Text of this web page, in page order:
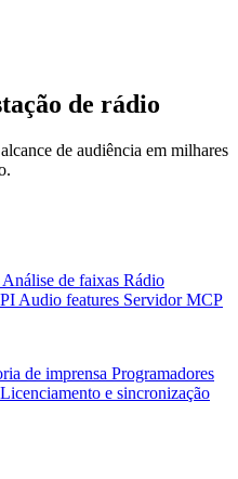
de rádio
de audiência em milhares
Análise de faixas Rádio
Audio features Servidor MCP
de imprensa Programadores
Licenciamento e sincronização